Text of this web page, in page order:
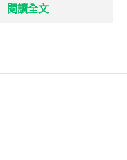
閱讀全文